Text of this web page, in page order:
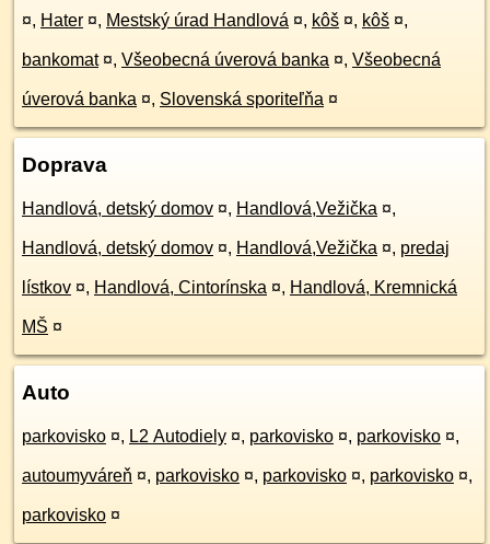
¤, Hater ¤, Mestský úrad Handlová ¤, kôš ¤, kôš ¤,
bankomat ¤, Všeobecná úverová banka ¤, Všeobecná
úverová banka ¤, Slovenská sporiteľňa ¤
Doprava
Handlová, detský domov ¤, Handlová,Vežička ¤,
Handlová, detský domov ¤, Handlová,Vežička ¤, predaj
lístkov ¤, Handlová, Cintorínska ¤, Handlová, Kremnická
MŠ ¤
Auto
parkovisko ¤, L2 Autodiely ¤, parkovisko ¤, parkovisko ¤,
autoumyváreň ¤, parkovisko ¤, parkovisko ¤, parkovisko ¤,
parkovisko ¤